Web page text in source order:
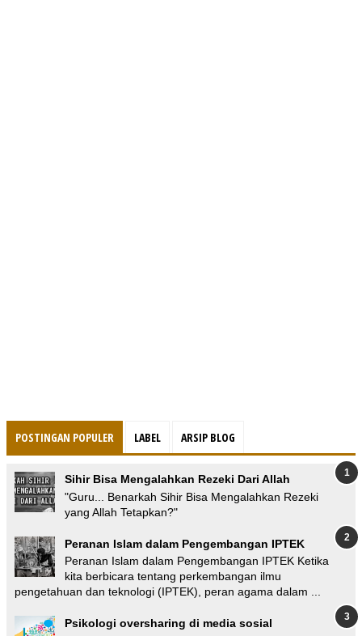
POSTINGAN POPULER LABEL ARSIP BLOG
Sihir Bisa Mengalahkan Rezeki Dari Allah
"Guru... Benarkah Sihir Bisa Mengalahkan Rezeki
yang Allah Tetapkan?"
Peranan Islam dalam Pengembangan IPTEK
Peranan Islam dalam Pengembangan IPTEK Ketika
kita berbicara tentang perkembangan ilmu
pengetahuan dan teknologi (IPTEK), peran agama dalam ...
Psikologi oversharing di media sosial